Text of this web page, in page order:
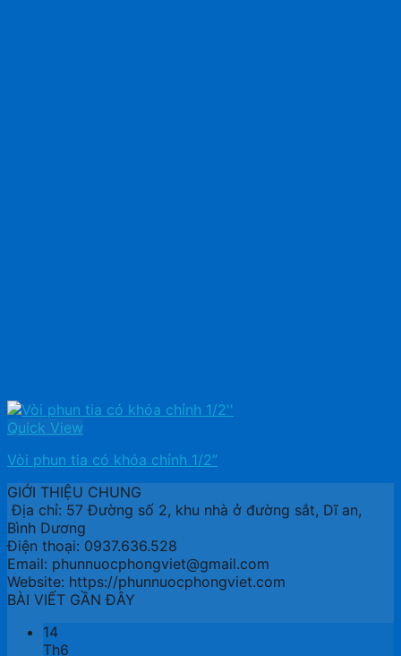
Quick View
Vòi phun tia có khóa chỉnh 1/2”
GIỚI THIỆU CHUNG
Địa chỉ: 57 Đường số 2, khu nhà ở đường sắt, Dĩ an,
Bình Dương
Điện thoại: 0937.636.528
Email: phunnuocphongviet@gmail.com
Website: https://phunnuocphongviet.com
BÀI VIẾT GẦN ĐÂY
14
Th6